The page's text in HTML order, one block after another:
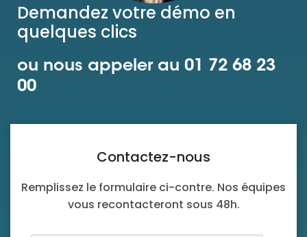
Notre groupe
Ressources
Demandez votre démo en
quelques clics
ou nous appeler au 01 72 68 23
00
Contactez-nous
Remplissez le formulaire ci-contre. Nos équipes
vous recontacteront sous 48h.